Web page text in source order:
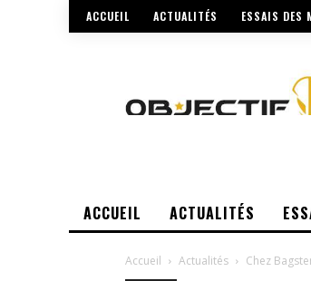
ACCUEIL ACTUALITÉS ESSAIS DES
ACCUEIL ACTUALITÉS
Accueil Actualités Chez